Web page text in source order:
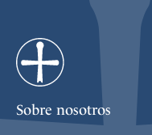
Sobre nosotros